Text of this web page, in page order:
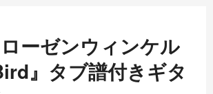
ーゼンウィンケル
』タブ譜付きギタ